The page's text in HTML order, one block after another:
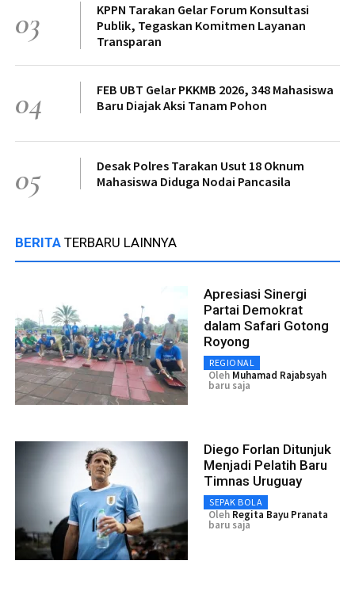
03
KPPN Tarakan Gelar Forum Konsultasi
Publik, Tegaskan Komitmen Layanan
Transparan
04
FEB UBT Gelar PKKMB 2026, 348 Mahasiswa
Baru Diajak Aksi Tanam Pohon
05
Desak Polres Tarakan Usut 18 Oknum
Mahasiswa Diduga Nodai Pancasila
BERITA TERBARU LAINNYA
Apresiasi Sinergi
Partai Demokrat
dalam Safari Gotong
Royong
REGIONAL
Oleh Muhamad Rajabsyah
baru saja
Diego Forlan Ditunjuk
Menjadi Pelatih Baru
Timnas Uruguay
SEPAK BOLA
Oleh Regita Bayu Pranata
baru saja